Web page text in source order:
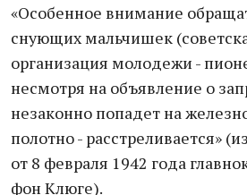
«Особенное внимание
снующих мальчишек
организация молодежи -
несмотря на объявление о
незаконно попадет на
полотно - расстреливается»
от 8 февраля 1942 года
фон Клюге).